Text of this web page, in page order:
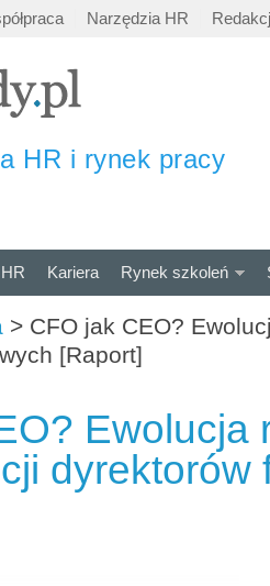
Narzędzia HR
HR i rynek pracy
Kariera Rynek szkoleń
> CFO jak CEO?
[Raport]
Ewolucja
dyrektorów